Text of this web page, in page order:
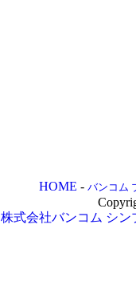
HOME - バンコム
株式会社バンコム シン